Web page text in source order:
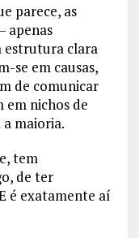
parece, as
apenas
estrutura clara
se em causas,
de comunicar
em nichos de
maioria.
tem
de ter
é exatamente aí